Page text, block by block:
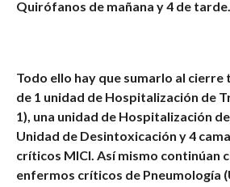
Quirófanos de mañana y 4 de tarde.
Todo ello hay que sumarlo al
de 1 unidad de Hospitalización de
1), una unidad de Hospitalización
Unidad de Desintoxicación y 4
críticos MICI. Así mismo continúan
enfermos críticos de Pneumología